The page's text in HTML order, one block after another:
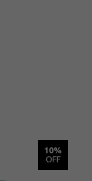
10%
OFF